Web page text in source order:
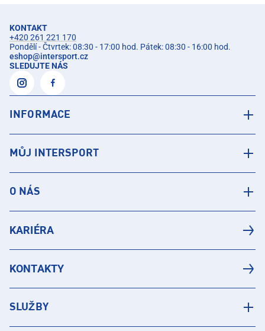
KONTAKT
+420 261 221 170
Pondělí - Čtvrtek: 08:30 - 17:00 hod. Pátek: 08:30 - 16:00 hod.
eshop@intersport.cz
SLEDUJTE NÁS
INFORMACE
MŮJ INTERSPORT
O NÁS
KARIÉRA
KONTAKTY
SLUŽBY